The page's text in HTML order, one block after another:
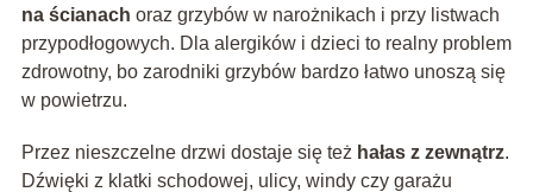
na ścianach oraz grzybów w narożnikach i przy listwach
przypodłogowych. Dla alergików i dzieci to realny problem
zdrowotny, bo zarodniki grzybów bardzo łatwo unoszą się
w powietrzu.
Przez nieszczelne drzwi dostaje się też hałas z zewnątrz.
Dźwięki z klatki schodowej, ulicy, windy czy garażu